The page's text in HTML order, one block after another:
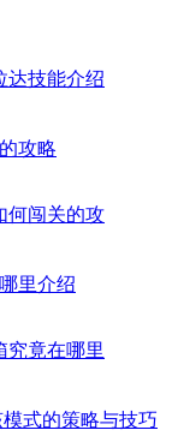
攻略
里介绍
式的策略与技巧